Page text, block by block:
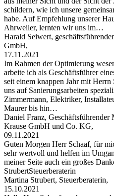
schildern, wie ich unsere
habe. Auf Empfehlung unserer
Ahrweiler, lernten wir uns im…
Harald Seiwert,
GmbH,
17.11.2021
Im Rahmen der Optimierung
arbeite ich als Geschäftsführer
seit einem knappen Jahr mit Herrn
uns auf Sanierungsarbeiten
Zimmermann, Elektriker,
Maurer bis hin…
Daniel Franz, Geschäftsführender
Krause GmbH und Co. KG,
09.11.2021
Guten Morgen Herr Schaaf, für
sehr wertvoll und helfen im
meiner Seite auch ein großes
StrubertSteuerberaterin
Martina Strubert, Steuerberaterin,
15.10.2021